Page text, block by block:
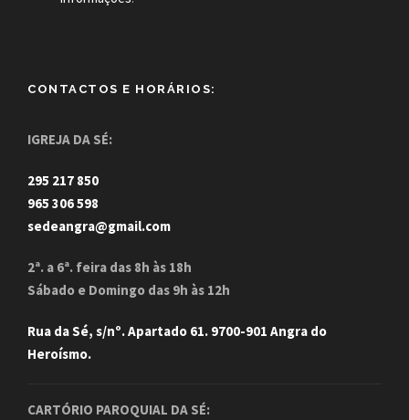
CONTACTOS E HORÁRIOS:
IGREJA DA SÉ:
295 217 850
965 306 598
sedeangra@gmail.com
2ª. a 6ª. feira das 8h às 18h
Sábado e Domingo das 9h às 12h
Rua da Sé, s/nº. Apartado 61. 9700-901 Angra do
Heroísmo.
CARTÓRIO PAROQUIAL DA SÉ: